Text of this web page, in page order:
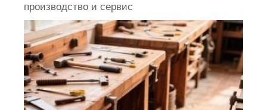
производство и сервис